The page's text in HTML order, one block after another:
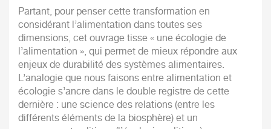
Partant, pour penser cette transformation en
considérant l’alimentation dans toutes ses
dimensions, cet ouvrage tisse « une écologie de
l’alimentation », qui permet de mieux répondre aux
enjeux de durabilité des systèmes alimentaires.
L’analogie que nous faisons entre alimentation et
écologie s’ancre dans le double registre de cette
dernière : une science des relations (entre les
différents éléments de la biosphère) et un